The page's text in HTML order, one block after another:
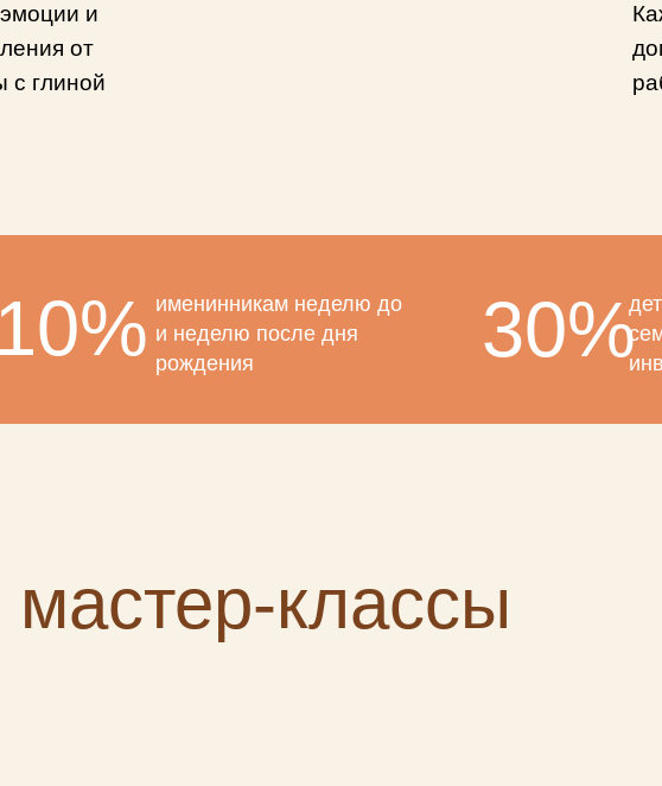
и
от
с глиной
30%
именинникам неделю до
и неделю после дня
рождения
мастер-классы